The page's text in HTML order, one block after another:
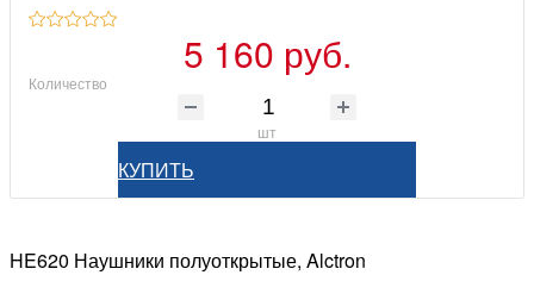
5 160 руб.
Количество
шт
КУПИТЬ
HE620 Наушники полуоткрытые, Alctron